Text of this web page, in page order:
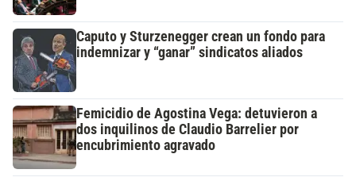
Caputo y Sturzenegger crean un fondo para
indemnizar y “ganar” sindicatos aliados
Femicidio de Agostina Vega: detuvieron a
dos inquilinos de Claudio Barrelier por
encubrimiento agravado